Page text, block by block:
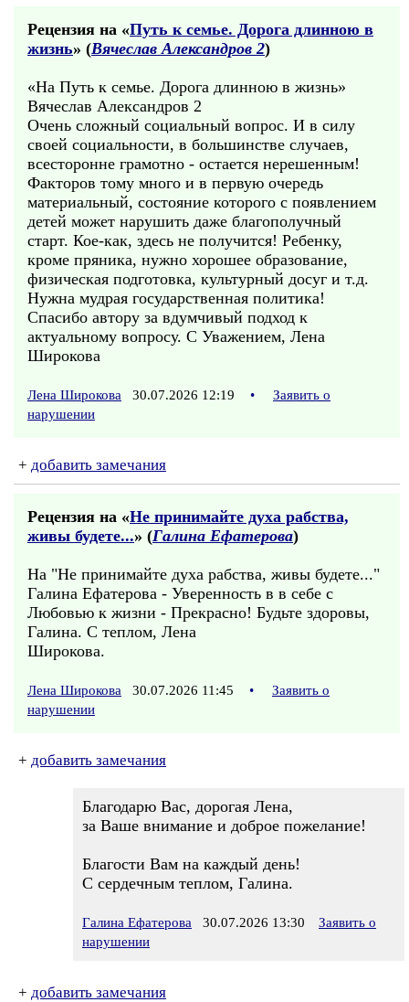
Рецензия на «Путь к семье. Дорога длинною в
жизнь» (Вячеслав Александров 2)
«На Путь к семье. Дорога длинною в жизнь»
Вячеслав Александров 2
Очень сложный социальный вопрос. И в силу
своей социальности, в большинстве случаев,
всесторонне грамотно - остается нерешенным!
Факторов тому много и в первую очередь
материальный, состояние которого с появлением
детей может нарушить даже благополучный
старт. Кое-как, здесь не получится! Ребенку,
кроме пряника, нужно хорошее образование,
физическая подготовка, культурный досуг и т.д.
Нужна мудрая государственная политика!
Спасибо автору за вдумчивый подход к
актуальному вопросу. С Уважением, Лена
Широкова
Лена Широкова 30.07.2026 12:19 •
Заявить о
нарушении
+ добавить замечания
Рецензия на «Не принимайте духа рабства,
живы будете...» (Галина Ефатерова)
На "Не принимайте духа рабства, живы будете..."
Галина Ефатерова - Уверенность в в себе с
Любовью к жизни - Прекрасно! Будьте здоровы,
Галина. С теплом, Лена
Широкова.
Лена Широкова 30.07.2026 11:45 •
Заявить о
нарушении
+ добавить замечания
Благодарю Вас, дорогая Лена,
за Ваше внимание и доброе пожелание!
Благости Вам на каждый день!
С сердечным теплом, Галина.
Галина Ефатерова 30.07.2026 13:30
Заявить о
нарушении
+ добавить замечания